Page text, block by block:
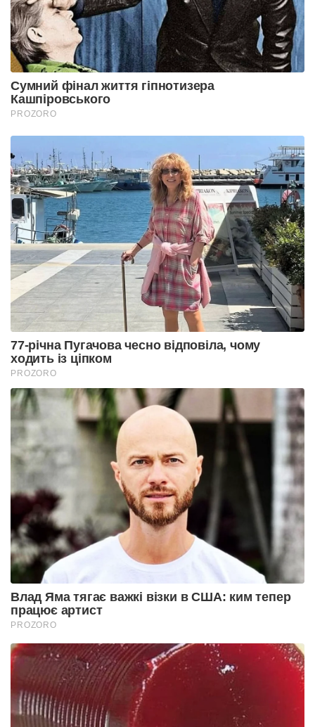
Сумний фінал життя гіпнотизера
Кашпіровського
PROZORO
77-річна Пугачова чесно відповіла, чому
ходить із ціпком
PROZORO
Влад Яма тягає важкі візки в США: ким тепер
працює артист
PROZORO